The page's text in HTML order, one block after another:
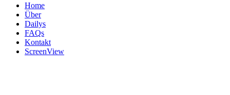
Home
Über
Dailys
FAQs
Kontakt
ScreenView